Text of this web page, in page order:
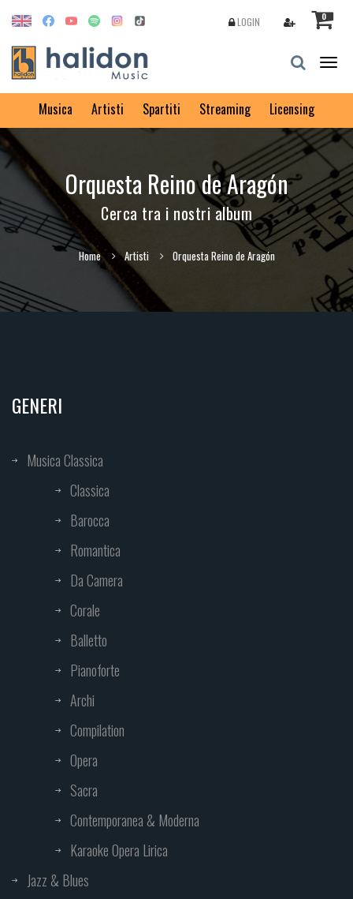
0
LOGIN
Musica Artisti Spartiti Streaming Licensing
Orquesta Reino de Aragón
Cerca tra i nostri album
Home Artisti Orquesta Reino de Aragón
GENERI
Musica Classica
Classica
Barocca
Romantica
Da Camera
Corale
Balletto
Pianoforte
Archi
Compilation
Opera
Sacra
Contemporanea & Moderna
Karaoke Opera Lirica
Jazz & Blues